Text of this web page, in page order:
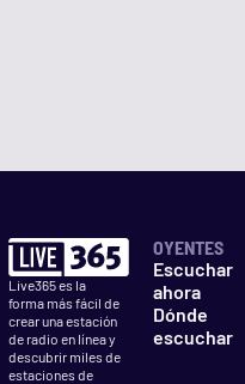
Live365 es la
forma más fácil de
crear una estación
de radio en línea y
descubrir miles de
estaciones de
OYENTES
Escuchar
ahora
Dónde
escuchar